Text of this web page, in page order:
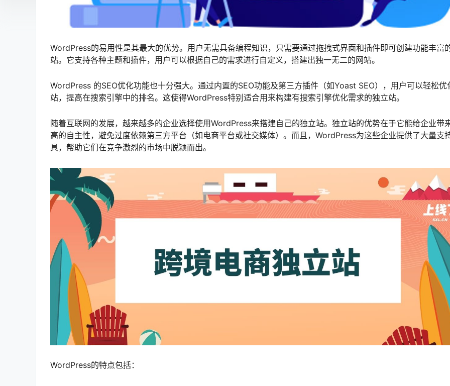
WordPress的易用性是其最大的优势。用户无需具备编程知识，只需要通过拖拽式界面和插件即可创建功能丰富
站。它支持各种主题和插件，用户可以根据自己的需求进行自定义，搭建出独一无二的网站。
WordPress 的SEO优化功能也十分强大。通过内置的SEO功能及第三方插件（如Yoast SEO），用户可以轻松优
站，提高在搜索引擎中的排名。这使得WordPress特别适合用来构建有搜索引擎优化需求的独立站。
随着互联网的发展，越来越多的企业选择使用WordPress来搭建自己的独立站。独立站的优势在于它能给企业带
高的自主性，避免过度依赖第三方平台（如电商平台或社交媒体）。而且，WordPress为这些企业提供了大量支
具，帮助它们在竞争激烈的市场中脱颖而出。
WordPress的特点包括：